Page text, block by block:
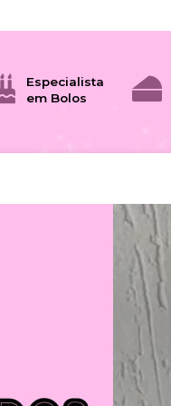
Especialista
em Bolos